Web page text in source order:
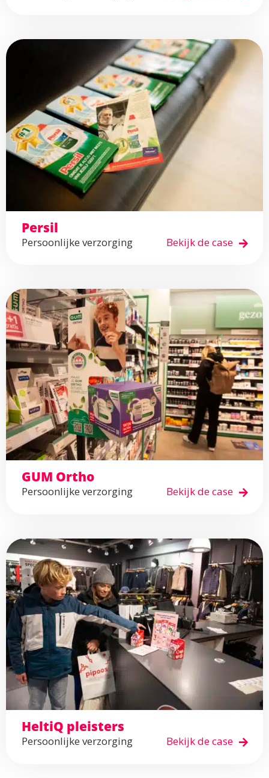
Persil
Persoonlijke verzorging Bekijk de case
GUM Ortho
Persoonlijke verzorging Bekijk de case
HeltiQ pleisters
Persoonlijke verzorging Bekijk de case